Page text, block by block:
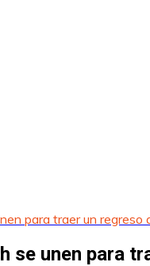
para traer un regreso
se unen para